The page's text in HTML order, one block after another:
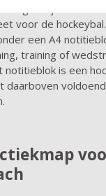
voor de hockeybal.
een A4
training of
notitieblok is een
daarboven